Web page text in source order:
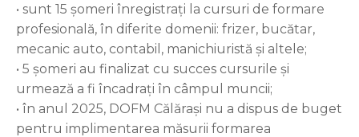
• sunt 15 șomeri înregistrați la cursuri de formare
profesională, în diferite domenii: frizer, bucătar,
mecanic auto, contabil, manichiuristă și altele;
• 5 șomeri au finalizat cu succes cursurile și
urmează a fi încadrați în câmpul muncii;
• în anul 2025, DOFM Călărași nu a dispus de buget
pentru implimentarea măsurii formarea